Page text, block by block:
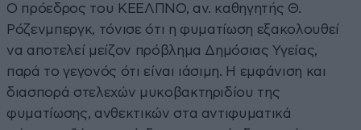
Ο πρόεδρος του ΚΕΕΛΠΝΟ, αν. καθηγητής Θ.
Ρόζενμπεργκ, τόνισε ότι η φυματίωση εξακολουθεί
να αποτελεί μείζον πρόβλημα Δημόσιας Υγείας,
παρά το γεγονός ότι είναι ιάσιμη. Η εμφάνιση και
διασπορά στελεχών μυκοβακτηριδίου της
φυματίωσης, ανθεκτικών στα αντιφυματικά